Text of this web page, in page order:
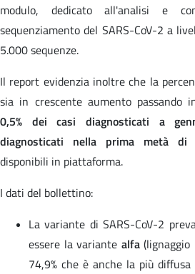
modulo, dedicato all'analisi e
sequenziamento del SARS-CoV-2 a
5.000 sequenze.
Il report evidenzia inoltre che la
sia in crescente aumento passando
0,5% dei casi diagnosticati a
diagnosticati nella prima metà di
disponibili in piattaforma.
I dati del bollettino:
La variante di SARS-CoV-2
essere la variante alfa(lignaggio
74,9% che è anche la più